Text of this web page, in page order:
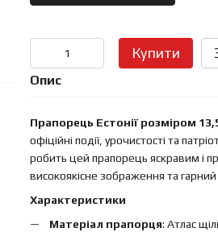
Купити
Опис
Прапорець Естонії розміром
офіційні події, урочистості та
робить цей прапорець яскравим і
високоякісне зображення та гарний
Характеристики
Матеріал прапорця: Атлас